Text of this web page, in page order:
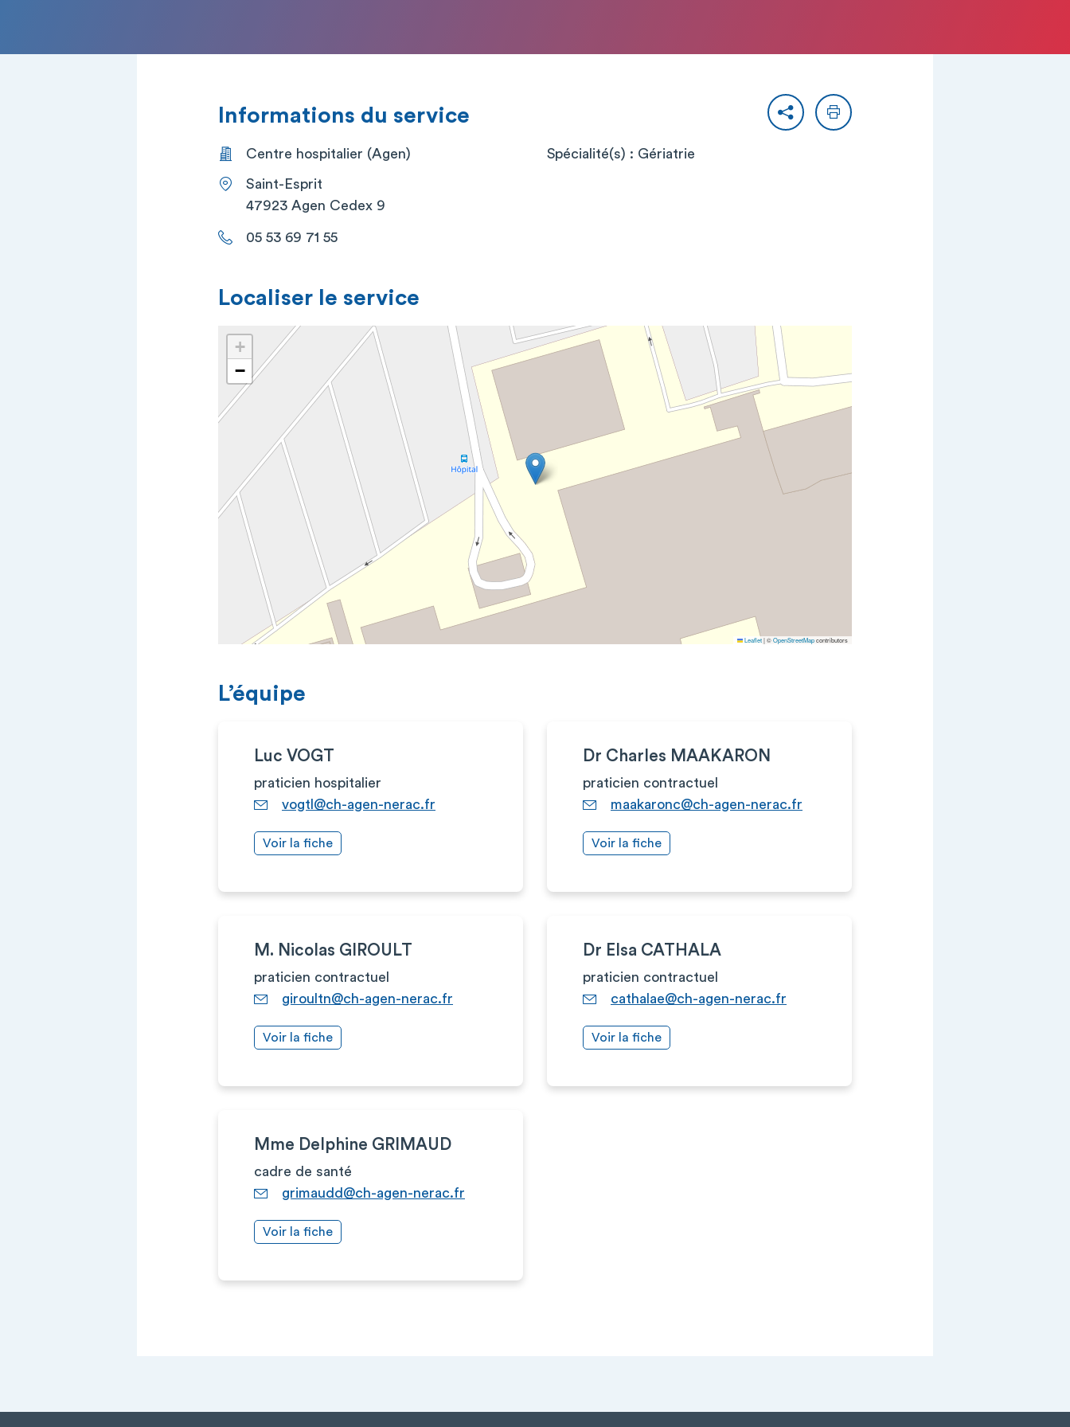
PartagerImprimer
Informations du service
Centre hospitalier (Agen)
Saint-Esprit
47923 Agen Cedex 9
05 53 69 71 55
Spécialité(s) : Gériatrie
Localiser le service
+
−
Leaflet|©OpenStreetMapcontributors
L’équipe
Luc VOGT
praticien hospitalier
vogtl@ch-agen-nerac.fr
Voir la fiche
Dr Charles MAAKARON
praticien contractuel
maakaronc@ch-agen-nerac.fr
Voir la fiche
M. Nicolas GIROULT
praticien contractuel
giroultn@ch-agen-nerac.fr
Voir la fiche
Dr Elsa CATHALA
praticien contractuel
cathalae@ch-agen-nerac.fr
Voir la fiche
Mme Delphine GRIMAUD
cadre de santé
grimaudd@ch-agen-nerac.fr
Voir la fiche